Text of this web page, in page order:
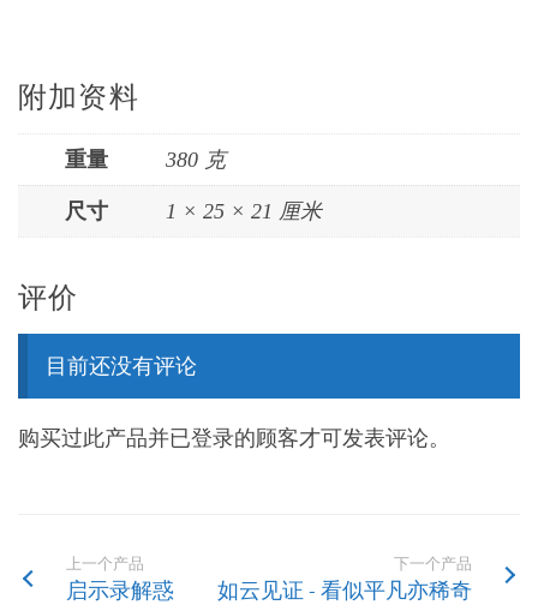
附加资料
重量 380 克
尺寸 1 × 25 × 21 厘米
评价
目前还没有评论
购买过此产品并已登录的顾客才可发表评论。
上一个产品
启示录解惑
下一个产品
如云见证 - 看似平凡亦稀奇